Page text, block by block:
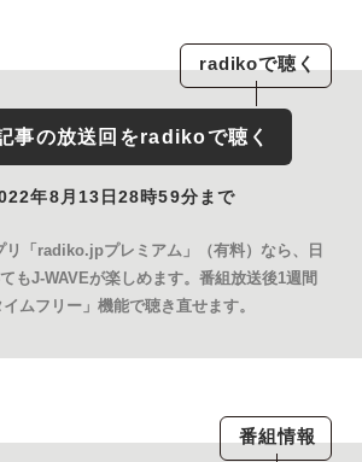
radikoで聴く
事の放送回をradikoで聴く
年8月13日28時59分まで
リ「radiko.jpプレミアム」（有料）なら、日
もJ-WAVEが楽しめます。番組放送後1週間
ムフリー」機能で聴き直せます。
番組情報